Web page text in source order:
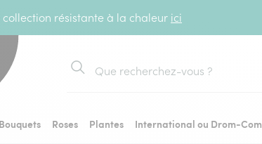
résistante à la chaleur ici
Rechercher
Bouquets Roses Plantes
International ou Drom-Com